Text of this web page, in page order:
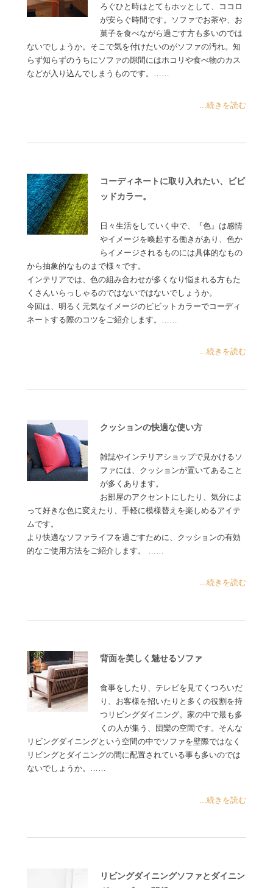
ろぐひと時はとてもホッとして、ココロ
が安らぐ時間です。ソファでお茶や、お
菓子を食べながら過ごす方も多いのでは
ないでしょうか。そこで気を付けたいのがソファの汚れ。知
らず知らずのうちにソファの隙間にはホコリや食べ物のカス
などが入り込んでしまうものです。……
...続きを読む
コーディネートに取り入れたい、ビビ
ッドカラー。
日々生活をしていく中で、『色』は感情
やイメージを喚起する働きがあり、色か
らイメージされるものには具体的なもの
から抽象的なものまで様々です。
インテリアでは、色の組み合わせが多くなり悩まれる方もた
くさんいらっしゃるのではないではないでしょうか。
今回は、明るく元気なイメージのビビットカラーでコーディ
ネートする際のコツをご紹介します。……
...続きを読む
クッションの快適な使い方
雑誌やインテリアショップで見かけるソ
ファには、クッションが置いてあること
が多くあります。
お部屋のアクセントにしたり、気分によ
って好きな色に変えたり、手軽に模様替えを楽しめるアイテ
ムです。
より快適なソファライフを過ごすために、クッションの有効
的なご使用方法をご紹介します。 ……
...続きを読む
背面を美しく魅せるソファ
食事をしたり、テレビを見てくつろいだ
り、お客様を招いたりと多くの役割を持
つリビングダイニング。家の中で最も多
くの人が集う、団欒の空間です。そんな
リビングダイニングという空間の中でソファを壁際ではなく
リビングとダイニングの間に配置されている事も多いのでは
ないでしょうか。……
...続きを読む
リビングダイニングソファとダイニン